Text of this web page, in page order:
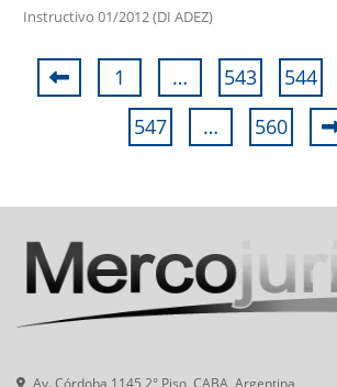
Instructivo 01/2012 (DI ADEZ)
1 … 543 544
547
… 560
Av. Córdoba 1145 2° Piso, CABA, Argentina